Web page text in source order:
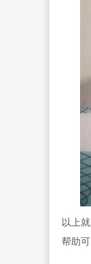
以上
帮助